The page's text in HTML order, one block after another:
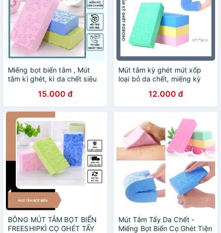
Miếng bọt biển tắm , Mút
tắm kì ghét, kì da chết siêu
kì ghét,bông kì ghét
15.000 đ
Mút tắm kỳ ghét mút xốp
loại bỏ da chết, miếng kỳ
12.000 đ
BÔNG MÚT TẮM BỌT BIỂN
FREESHIPKÌ CỌ GHÉT TẨY
Mút Tắm Tẩy Da Chết -
Miếng Bọt Biển Cọ Ghét Tiện